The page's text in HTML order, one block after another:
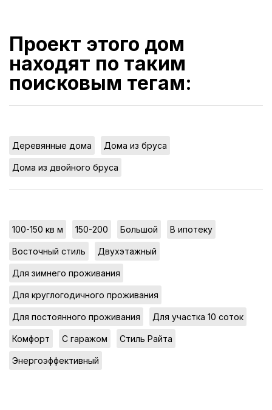
Проект этого дом
находят по таким
поисковым тегам:
Деревянные дома Дома из бруса
Дома из двойного бруса
100-150 кв м 150-200 Большой В ипотеку
Восточный стиль Двухэтажный
Для зимнего проживания
Для круглогодичного проживания
Для постоянного проживания Для участка 10 соток
Комфорт С гаражом Стиль Райта
Энергоэффективный